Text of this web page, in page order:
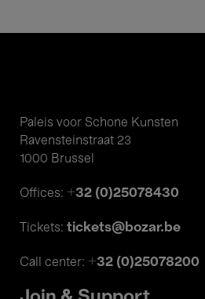
Paleis voor Schone Kunsten
Ravensteinstraat 23
1000 Brussel
Offices: +32 (0)25078430
Tickets: tickets@bozar.be
Call center: +32 (0)25078200